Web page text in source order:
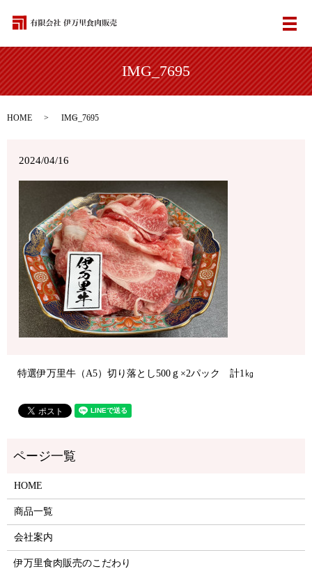
メ
IMG_7695
HOME IMG_7695
2024/04/16
特選伊万里牛（A5）切り落とし500ｇ×2パック 計1㎏
HOME
商品一覧
会社案内
伊万里食肉販売のこだわり